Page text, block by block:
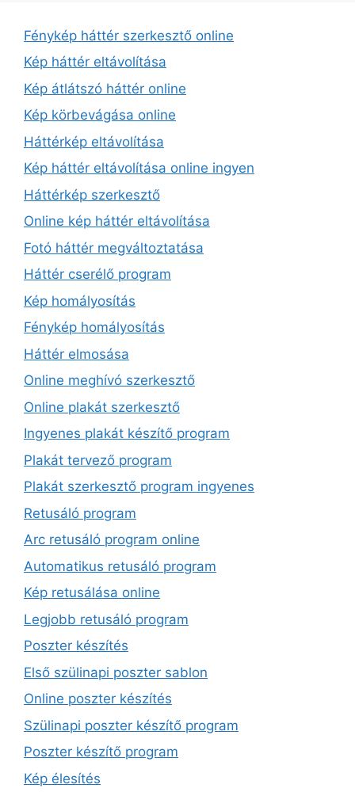
Fénykép háttér szerkesztő online
Kép háttér eltávolítása
Kép átlátszó háttér online
Kép körbevágása online
Háttérkép eltávolítása
Kép háttér eltávolítása online ingyen
Háttérkép szerkesztő
Online kép háttér eltávolítása
Fotó háttér megváltoztatása
Háttér cserélő program
Kép homályosítás
Fénykép homályosítás
Háttér elmosása
Online meghívó szerkesztő
Online plakát szerkesztő
Ingyenes plakát készítő program
Plakát tervező program
Plakát szerkesztő program ingyenes
Retusáló program
Arc retusáló program online
Automatikus retusáló program
Kép retusálása online
Legjobb retusáló program
Poszter készítés
Első szülinapi poszter sablon
Online poszter készítés
Szülinapi poszter készítő program
Poszter készítő program
Kép élesítés